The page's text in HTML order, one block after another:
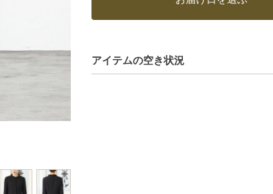
アイテムの空き状況